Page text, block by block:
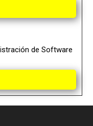
de Software